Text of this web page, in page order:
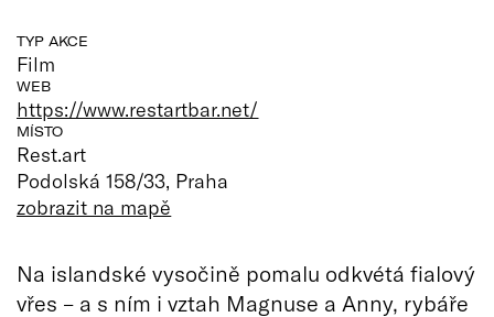
TYP AKCE
Film
WEB
https://www.restartbar.net/
MÍSTO
Rest.art
Podolská 158/33, Praha
zobrazit na mapě
Na islandské vysočině pomalu odkvétá fialový
vřes – a s ním i vztah Magnuse a Anny, rybáře